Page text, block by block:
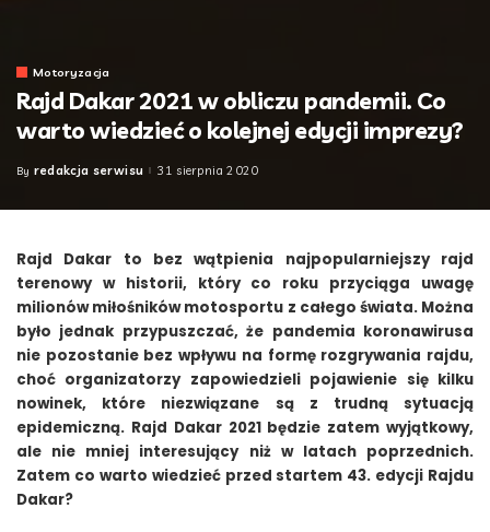
Motoryzacja
Rajd Dakar 2021 w obliczu pandemii. Co
warto wiedzieć o kolejnej edycji imprezy?
Posted
By redakcja serwisu 31 sierpnia 2020
Rajd Dakar to bez wątpienia najpopularniejszy rajd
terenowy w historii, który co roku przyciąga uwagę
milionów miłośników motosportu z całego świata. Można
było jednak przypuszczać, że pandemia koronawirusa
nie pozostanie bez wpływu na formę rozgrywania rajdu,
choć organizatorzy zapowiedzieli pojawienie się kilku
nowinek, które niezwiązane są z trudną sytuacją
epidemiczną. Rajd Dakar 2021 będzie zatem wyjątkowy,
ale nie mniej interesujący niż w latach poprzednich.
Zatem co warto wiedzieć przed startem 43. edycji Rajdu
Dakar?